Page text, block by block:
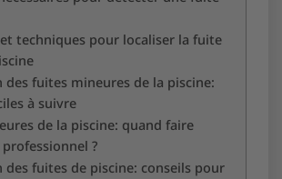
techniques pour localiser la fuite
des fuites mineures de la piscine:
à suivre
de la piscine: quand faire
?
des fuites de piscine: conseils pour